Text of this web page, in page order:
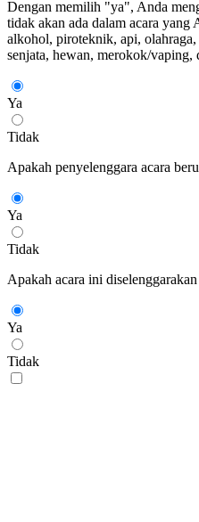
Dengan memilih "ya", Anda
tidak akan ada dalam acara yang
alkohol, piroteknik, api, olahraga,
senjata, hewan, merokok/vaping,
Ya
Tidak
Apakah penyelenggara acara
Ya
Tidak
Apakah acara ini
Ya
Tidak